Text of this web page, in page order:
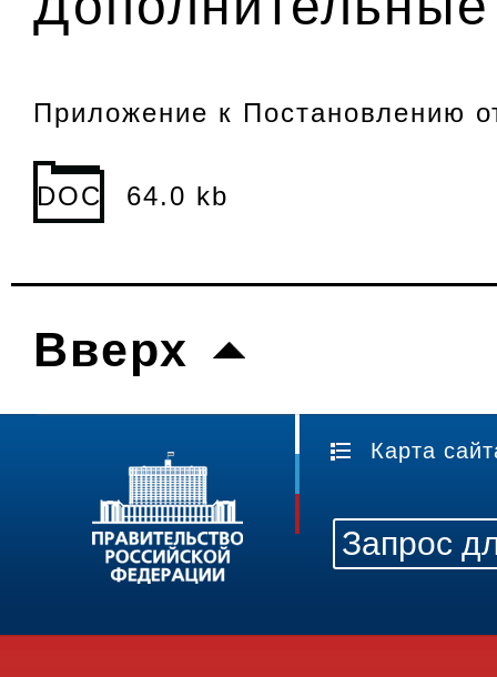
Приложение к Постановлению
DOC 64.0 kb
Вверх
Карта